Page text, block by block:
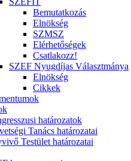
Bemutatkozás
Elnökség
SZMSZ
Elérhetőségek
Csatlakozz!
SZEF Nyugdíjas Választmánya
Elnökség
Cikkek
határozatok
Tanács határozatai
Testület határozatai